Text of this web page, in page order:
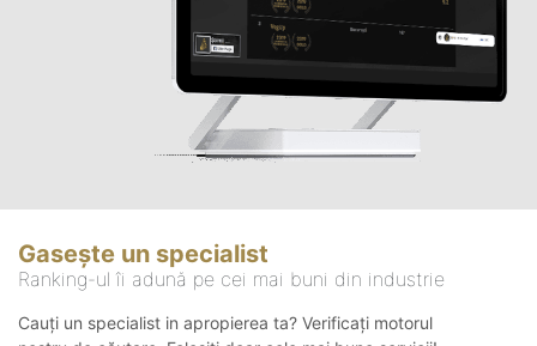
Gasește un specialist
Ranking-ul îi adună pe cei mai buni din industrie
Cauți un specialist in apropierea ta? Verificați motorul